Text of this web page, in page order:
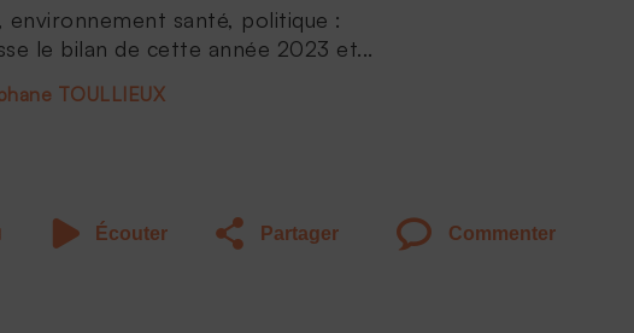
environnement santé, politique :
le bilan de cette année 2023 et...
TOULLIEUX
Écouter Partager Commenter